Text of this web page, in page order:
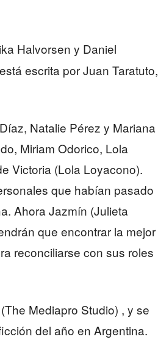
Halvorsen y Daniel
escrita por Juan Taratuto,
Natalie Pérez y Mariana
Miriam Odorico, Lola
Victoria (Lola Loyacono).
que habían pasado
Ahora Jazmín (Julieta
que encontrar la mejor
reconciliarse con sus roles
Mediapro Studio) , y se
del año en Argentina.